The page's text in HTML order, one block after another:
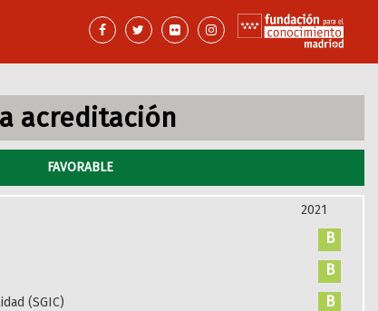
acreditación
FAVORABLE
2021
B
B
(SGIC) B